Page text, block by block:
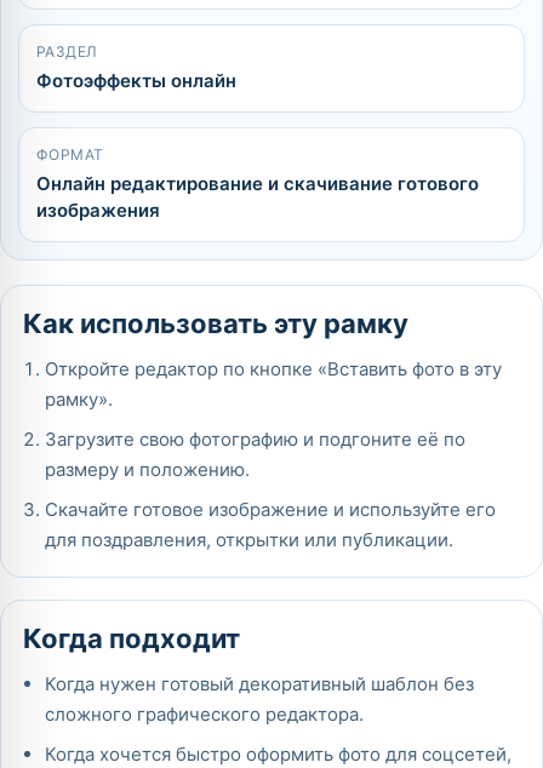
РАЗДЕЛ
Фотоэффекты онлайн
ФОРМАТ
Онлайн редактирование и скачивание готового
изображения
Как использовать эту рамку
Откройте редактор по кнопке «Вставить фото в эту
рамку».
Загрузите свою фотографию и подгоните её по
размеру и положению.
Скачайте готовое изображение и используйте его
для поздравления, открытки или публикации.
Когда подходит
Когда нужен готовый декоративный шаблон без
сложного графического редактора.
Когда хочется быстро оформить фото для соцсетей,